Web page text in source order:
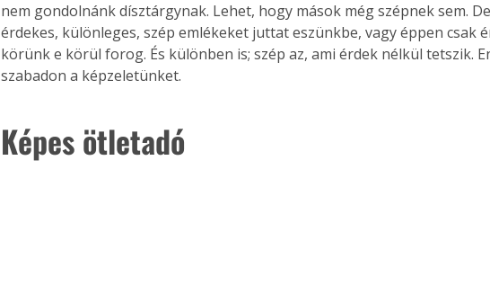
nem gondolnánk dísztárgynak. Lehet, hogy mások még szépnek sem.
érdekes, különleges, szép emlékeket juttat eszünkbe, vagy éppen csak
körünk e körül forog. És különben is; szép az, ami érdek nélkül tetszik.
szabadon a képzeletünket.
Képes ötletadó